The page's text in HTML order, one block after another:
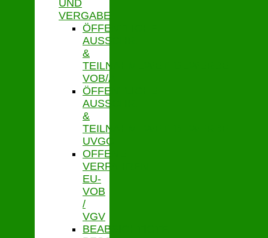
UND
VERGABE
ÖFFENTLICHE
AUSSCHR.
&
TEILNAHMEWETTBEWERBE
VOB/A
ÖFFENTLICHE
AUSSCHR.
&
TEILNAHMEWETTBEWERBE
UVGO
OFFENE
VERFAHREN
EU-
VOB
/
VGV
BEABSICHTIGTE